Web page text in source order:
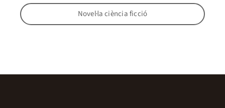
Novel·la ciència ficció